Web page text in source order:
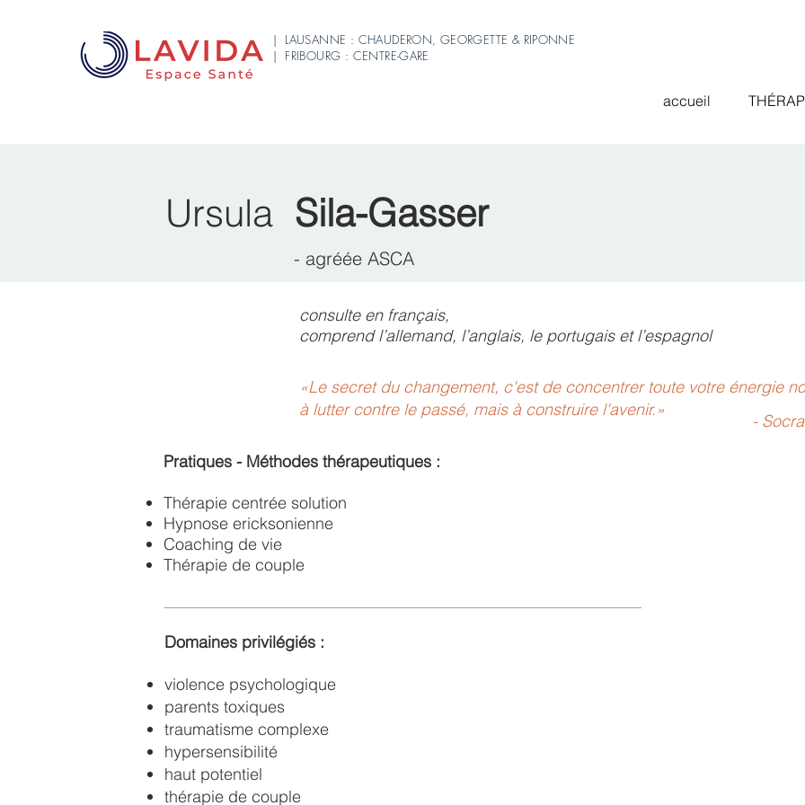
| LAUSANNE : CHAUDERON, GEORGETTE & RIPONNE
| FRIBOURG : CENTRE-GARE
accueil
consulte en français,
comprend l’allemand, l’anglais, le portugais et l’espagnol
«Le secret du changement, c'est de concentrer toute votre énergie
à lutter contre le passé, mais à construire l'avenir.»
-
Pratiques - Méthodes thérapeutiques :
Thérapie centrée solution
Hypnose ericksonienne
​Coaching de vie
​Thérapie de couple
Ursula Sila-Gasser
- agréée ASCA
Domaines privilégiés :
violence psychologique
parents toxiques
traumatisme complexe
hypersensibilité
haut potentiel
thérapie de couple